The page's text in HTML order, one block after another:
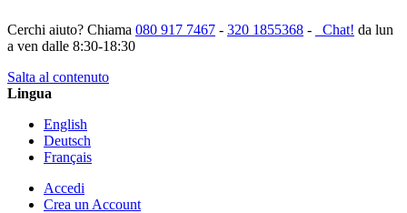
Cerchi aiuto? Chiama 080 917 7467 - 320 1855368 - Chat! da lun
a ven dalle 8:30-18:30
Salta al contenuto
Lingua
English
Deutsch
Français
Accedi
Crea un Account